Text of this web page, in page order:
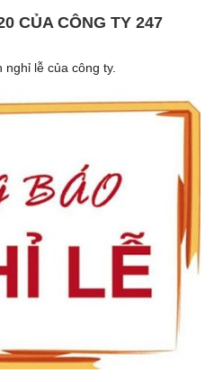
CỦA CÔNG TY 247
nghỉ lễ của công ty.